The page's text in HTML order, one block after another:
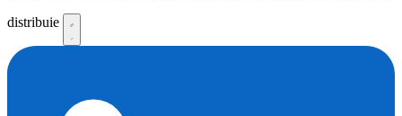
distribuie